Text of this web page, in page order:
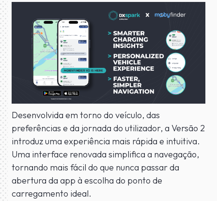
Desenvolvida em torno do veículo, das
preferências e da jornada do utilizador, a Versão 2
introduz uma experiência mais rápida e intuitiva.
Uma interface renovada simplifica a navegação,
tornando mais fácil do que nunca passar da
abertura da app à escolha do ponto de
carregamento ideal.